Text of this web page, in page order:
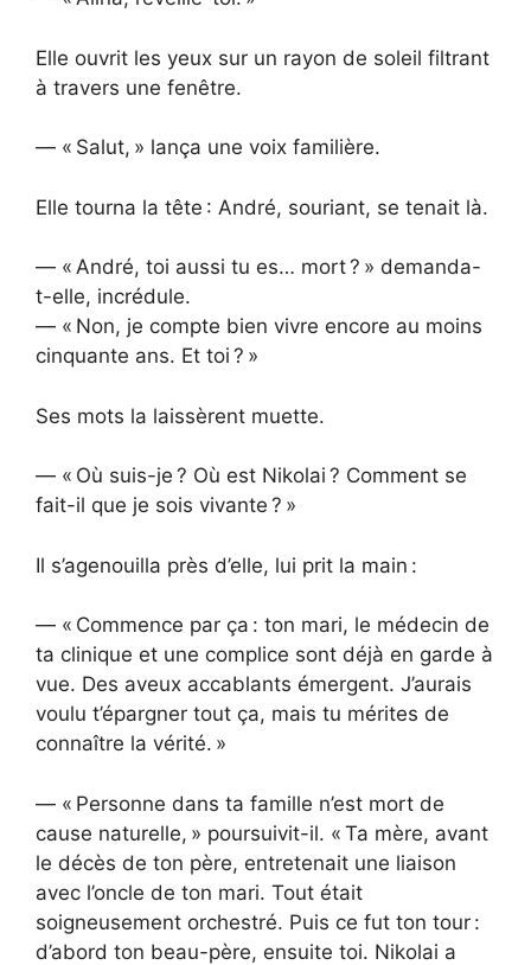
Elle ouvrit les yeux sur un rayon de soleil filtrant
à travers une fenêtre.
— « Salut, » lança une voix familière.
Elle tourna la tête : André, souriant, se tenait là.
— « André, toi aussi tu es… mort ? » demanda-
t-elle, incrédule.
— « Non, je compte bien vivre encore au moins
cinquante ans. Et toi ? »
Ses mots la laissèrent muette.
— « Où suis-je ? Où est Nikolai ? Comment se
fait-il que je sois vivante ? »
Il s’agenouilla près d’elle, lui prit la main :
— « Commence par ça : ton mari, le médecin de
ta clinique et une complice sont déjà en garde à
vue. Des aveux accablants émergent. J’aurais
voulu t’épargner tout ça, mais tu mérites de
connaître la vérité. »
— « Personne dans ta famille n’est mort de
cause naturelle, » poursuivit-il. « Ta mère, avant
le décès de ton père, entretenait une liaison
avec l’oncle de ton mari. Tout était
soigneusement orchestré. Puis ce fut ton tour :
d’abord ton beau-père, ensuite toi. Nikolai a